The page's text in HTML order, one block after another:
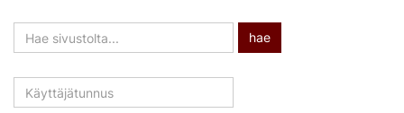
Hae
sivustolta
hae
Käyttäjätunnus